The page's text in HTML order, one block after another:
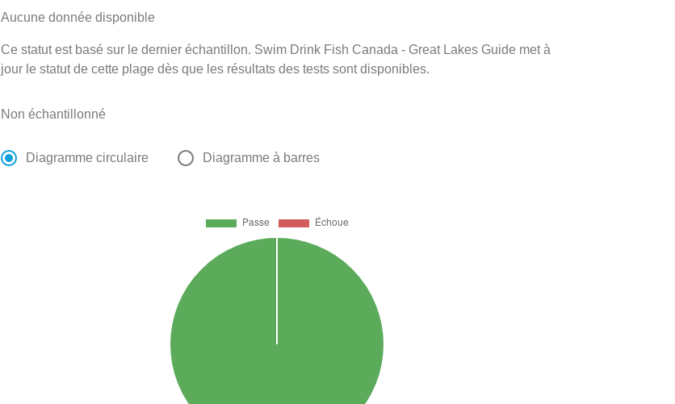
Aucune donnée disponible
Ce statut est basé sur le dernier échantillon. Swim Drink Fish Canada - Great Lakes Guide met à
jour le statut de cette plage dès que les résultats des tests sont disponibles.
Non échantillonné
Diagramme circulaire Diagramme à barres